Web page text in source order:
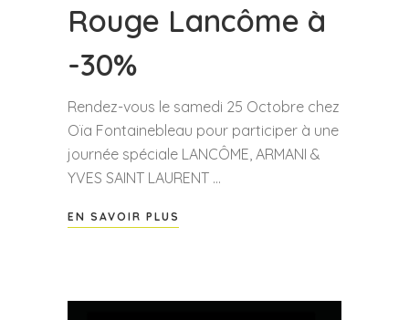
Rouge Lancôme à
-30%
Rendez-vous le samedi 25 Octobre chez
Oïa Fontainebleau pour participer à une
journée spéciale LANCÔME, ARMANI &
YVES SAINT LAURENT
EN SAVOIR PLUS